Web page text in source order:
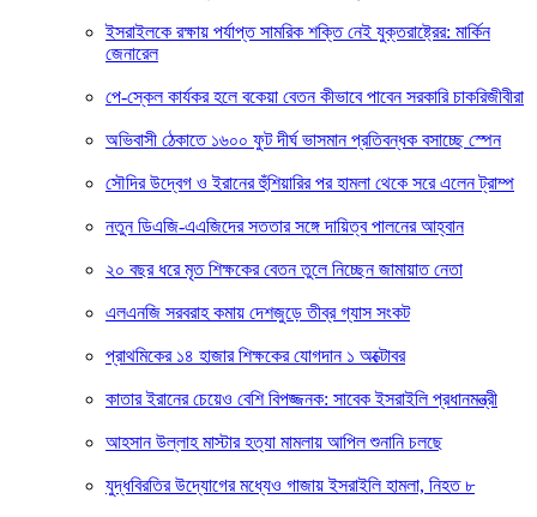
ইসরাইলকে রক্ষায় পর্যাপ্ত সামরিক শক্তি নেই যুক্তরাষ্ট্রের: মার্কিন
জেনারেল
পে-স্কেল কার্যকর হলে বকেয়া বেতন কীভাবে পাবেন সরকারি চাকরিজীবীরা
অভিবাসী ঠেকাতে ১৬০০ ফুট দীর্ঘ ভাসমান প্রতিবন্ধক বসাচ্ছে স্পেন
সৌদির উদ্বেগ ও ইরানের হুঁশিয়ারির পর হামলা থেকে সরে এলেন ট্রাম্প
নতুন ডিএজি-এএজিদের সততার সঙ্গে দায়িত্ব পালনের আহ্বান
২০ বছর ধরে মৃত শিক্ষকের বেতন তুলে নিচ্ছেন জামায়াত নেতা
এলএনজি সরবরাহ কমায় দেশজুড়ে তীব্র গ্যাস সংকট
প্রাথমিকের ১৪ হাজার শিক্ষকের যোগদান ১ অক্টোবর
কাতার ইরানের চেয়েও বেশি বিপজ্জনক: সাবেক ইসরাইলি প্রধানমন্ত্রী
আহসান উল্লাহ মাস্টার হত্যা মামলায় আপিল শুনানি চলছে
যুদ্ধবিরতির উদ্যোগের মধ্যেও গাজায় ইসরাইলি হামলা, নিহত ৮